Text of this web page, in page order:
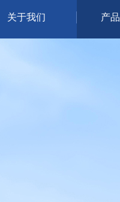
关于我们 产